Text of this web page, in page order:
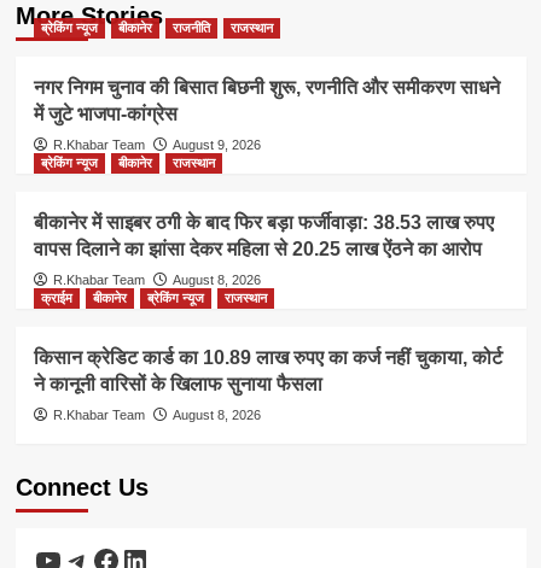
More Stories
ब्रेकिंग न्यूज बीकानेर राजनीति राजस्थान
नगर निगम चुनाव की बिसात बिछनी शुरू, रणनीति और समीकरण साधने
में जुटे भाजपा-कांग्रेस
R.Khabar Team
August 9, 2026
ब्रेकिंग न्यूज
बीकानेर राजस्थान
बीकानेर में साइबर ठगी के बाद फिर बड़ा फर्जीवाड़ा: 38.53 लाख रुपए
वापस दिलाने का झांसा देकर महिला से 20.25 लाख ऐंठने का आरोप
R.Khabar Team
August 8, 2026
क्राईम
बीकानेर ब्रेकिंग न्यूज राजस्थान
किसान क्रेडिट कार्ड का 10.89 लाख रुपए का कर्ज नहीं चुकाया, कोर्ट
ने कानूनी वारिसों के खिलाफ सुनाया फैसला
R.Khabar Team August 8, 2026
Connect Us
YouTube
Telegram
Facebook
LinkedIn